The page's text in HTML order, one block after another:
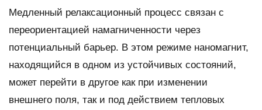
Медленный релаксационный процесс связан с
переориентацией намагниченности через
потенциальный барьер. В этом режиме наномагнит,
находящийся в одном из устойчивых состояний,
может перейти в другое как при изменении
внешнего поля, так и под действием тепловых